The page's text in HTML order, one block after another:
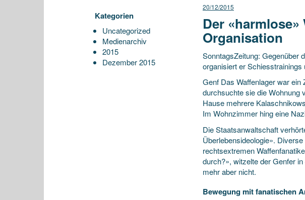
Kategorien
Uncategorized
Medienarchiv
2015
Dezember 2015
20/12/2015
Der
Organisation
SonntagsZeitung: Gegenüber
organisiert er
Genf Das Waffenlager war
durchsuchte sie die Wohnung
Hause mehrere
Im Wohnzimmer hing eine
Die Staatsanwaltschaft
Überlebensideologie».
rechtsextremen
durch?», witzelte der Genfer
mehr aber nicht.
Bewegung mit fanatischen